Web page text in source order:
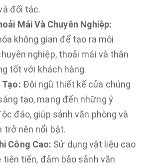
đối tác.
Mái Và Chuyên Nghiệp:
không gian để tạo ra môi
nghiệp, thoải mái và thân
tốt với khách hàng.
Tạo: Đội ngũ thiết kế của chúng
tạo, mang đến những ý
đáo, giúp sảnh văn phòng và
trở nên nổi bật.
Công Cao: Sử dụng vật liệu cao
tiên tiến, đảm bảo sảnh văn